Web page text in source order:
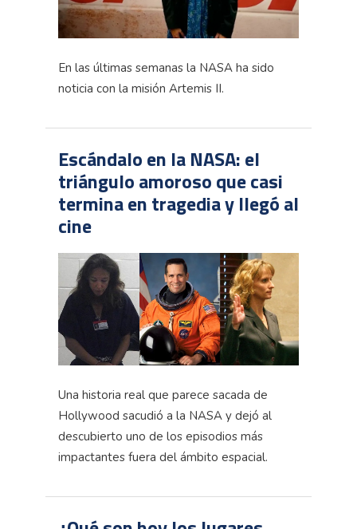
En las últimas semanas la NASA ha sido
noticia con la misión Artemis II.
Escándalo en la NASA: el
triángulo amoroso que casi
termina en tragedia y llegó al
cine
Una historia real que parece sacada de
Hollywood sacudió a la NASA y dejó al
descubierto uno de los episodios más
impactantes fuera del ámbito espacial.